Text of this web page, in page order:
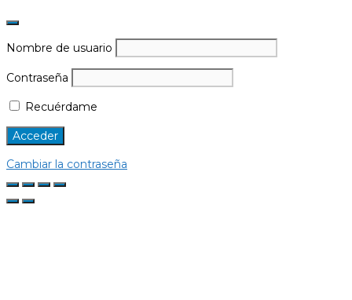
Nombre de usuario
Contraseña
Recuérdame
Cambiar la contraseña